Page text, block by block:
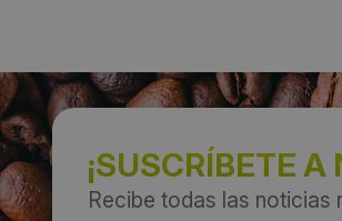
¡SUSCRÍBETE
Recibe todas las